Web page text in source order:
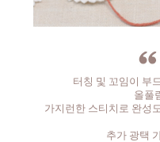
터칭 및 꼬임이 부
올풀
가지런한 스티치로 완성
추가 광택